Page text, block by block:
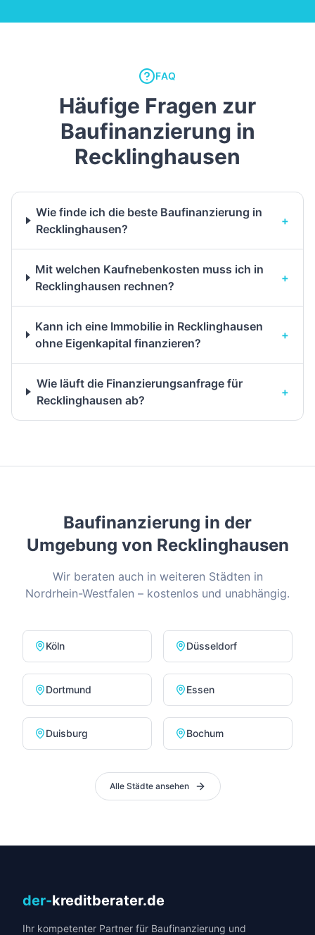
FAQ
Häufige Fragen zur
Baufinanzierung in
Recklinghausen
Wie finde ich die beste Baufinanzierung in
Recklinghausen?
+
Mit welchen Kaufnebenkosten muss ich in
Recklinghausen rechnen?
+
Kann ich eine Immobilie in Recklinghausen
ohne Eigenkapital finanzieren?
+
Wie läuft die Finanzierungsanfrage für
Recklinghausen ab?
+
Baufinanzierung in der
Umgebung von Recklinghausen
Wir beraten auch in weiteren Städten in
Nordrhein-Westfalen – kostenlos und unabhängig.
Köln Düsseldorf
Dortmund Essen
Duisburg Bochum
Alle Städte ansehen
der-kreditberater.de
Ihr kompetenter Partner für Baufinanzierung und